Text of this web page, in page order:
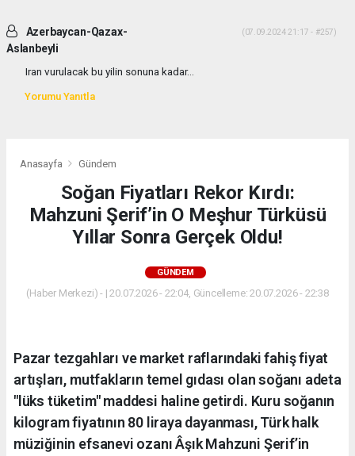
Azerbaycan-Qazax-
Aslanbeyli
(07.09.2024 21:17 - #257)
Iran vurulacak bu yilin sonuna kadar...
Yorumu Yanıtla
Anasayfa Gündem
Soğan Fiyatları Rekor Kırdı:
Mahzuni Şerif’in O Meşhur Türküsü
Yıllar Sonra Gerçek Oldu!
GÜNDEM
(Haber Merkezi) - | 20.07.2026 - 22:04, Güncelleme: 20.07.2026 - 22:38
Pazar tezgahları ve market raflarındaki fahiş fiyat
artışları, mutfakların temel gıdası olan soğanı adeta
"lüks tüketim" maddesi haline getirdi. Kuru soğanın
kilogram fiyatının 80 liraya dayanması, Türk halk
müziğinin efsanevi ozanı Âşık Mahzuni Şerif’in